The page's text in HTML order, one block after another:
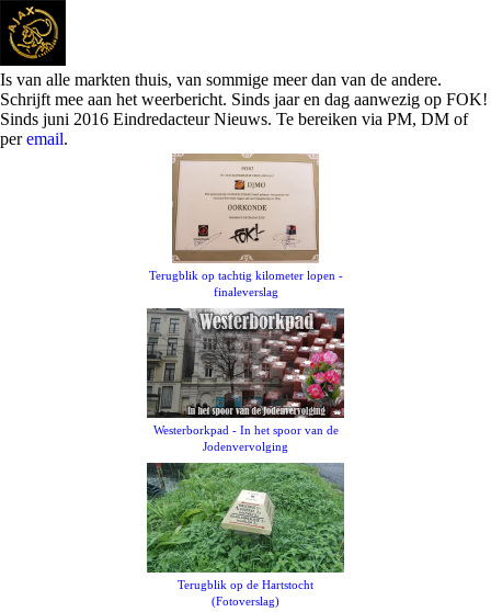
Is van alle markten thuis, van sommige meer dan van de andere.
Schrijft mee aan het weerbericht. Sinds jaar en dag aanwezig op FOK!
Sinds juni 2016 Eindredacteur Nieuws. Te bereiken via PM, DM of
peremail.
Terugblik op tachtig kilometer lopen -
finaleverslag
Westerborkpad - In het spoor van de
Jodenvervolging
Terugblik op de Hartstocht
(Fotoverslag)